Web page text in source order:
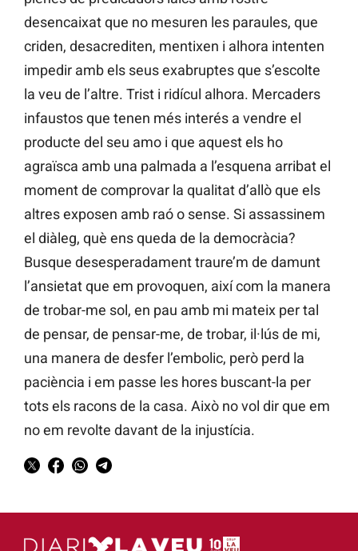
desencaixat que no mesuren les paraules, que
criden, desacrediten, mentixen i alhora intenten
impedir amb els seus exabruptes que s’escolte
la veu de l’altre. Trist i ridícul alhora. Mercaders
infaustos que tenen més interés a vendre el
producte del seu amo i que aquest els ho
agraïsca amb una palmada a l’esquena arribat el
moment de comprovar la qualitat d’allò que els
altres exposen amb raó o sense. Si assassinem
el diàleg, què ens queda de la democràcia?
Busque desesperadament traure’m de damunt
l’ansietat que em provoquen, així com la manera
de trobar-me sol, en pau amb mi mateix per tal
de pensar, de pensar-me, de trobar, il·lús de mi,
una manera de desfer l’embolic, però perd la
paciència i em passe les hores buscant-la per
tots els racons de la casa. Això no vol dir que em
no em revolte davant de la injustícia.